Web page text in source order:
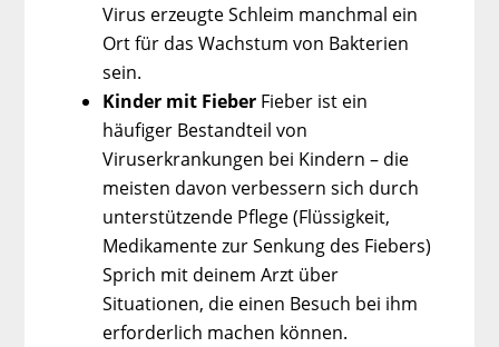
Virus erzeugte Schleim manchmal ein
Ort für das Wachstum von Bakterien
sein.
Kinder mit Fieber Fieber ist ein
häufiger Bestandteil von
Viruserkrankungen bei Kindern – die
meisten davon verbessern sich durch
unterstützende Pflege (Flüssigkeit,
Medikamente zur Senkung des Fiebers)
Sprich mit deinem Arzt über
Situationen, die einen Besuch bei ihm
erforderlich machen können.